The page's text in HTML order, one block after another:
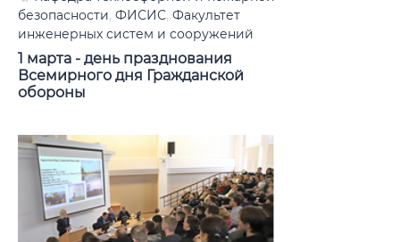
Виртуальный тур Vaillant
Виртуальный тур по умному дому
Лаборатория Газоснабжения
Лаборатория Теплоснабжения
безопасности, ФИСИС, Факультет
инженерных систем и сооружений
1 марта - день празднования
Всемирного дня Гражданской
обороны